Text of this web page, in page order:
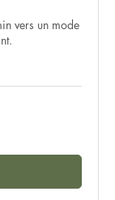
vers un mode